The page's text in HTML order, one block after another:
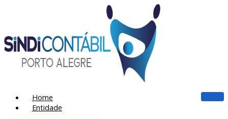
conteúdo
Home
Entidade